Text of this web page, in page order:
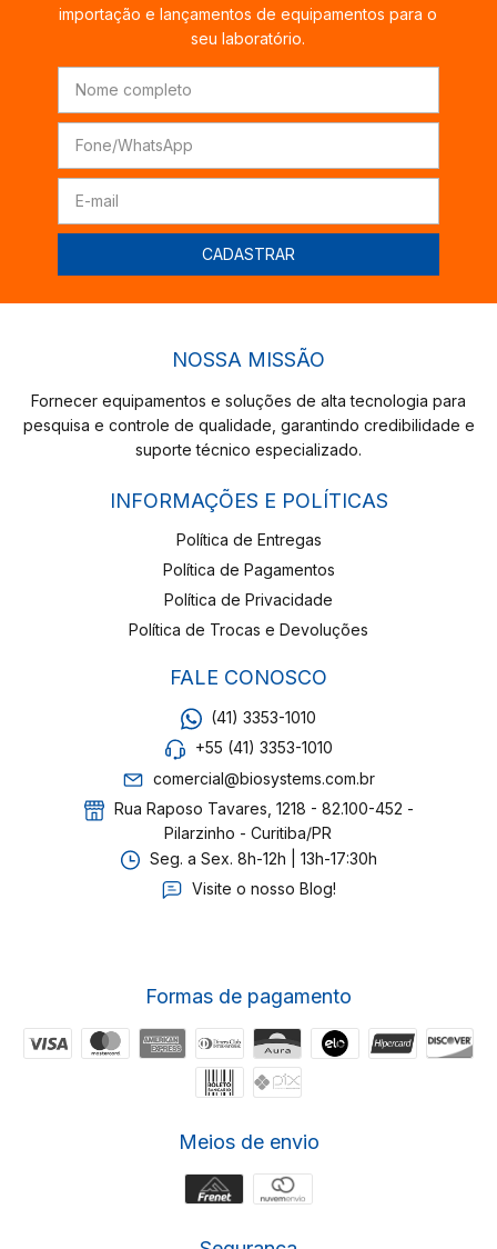
importação e lançamentos de equipamentos para o
seu laboratório.
NOSSA MISSÃO
Fornecer equipamentos e soluções de alta tecnologia para
pesquisa e controle de qualidade, garantindo credibilidade e
suporte técnico especializado.
INFORMAÇÕES E POLÍTICAS
Política de Entregas
Política de Pagamentos
Política de Privacidade
Política de Trocas e Devoluções
FALE CONOSCO
(41) 3353-1010
+55 (41) 3353-1010
comercial@biosystems.com.br
Rua Raposo Tavares, 1218 - 82.100-452 -
Pilarzinho - Curitiba/PR
Seg. a Sex. 8h-12h | 13h-17:30h
Visite o nosso Blog!
Formas de pagamento
Meios de envio